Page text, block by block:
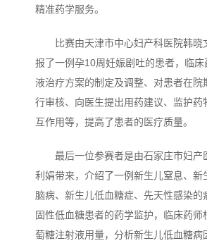
精准药学服务。
比赛由天津市中心妇产科医院韩晓
报了一例孕10周妊娠剧吐的患者，临
液治疗方案的制定及调整、对患者在院
行审核、向医生提出用药建议、监护药
互作用等，提高了患者的医疗质量。
最后一位参赛者是由石家庄市妇产
利娟带来，介绍了一例新生儿窒息、新
脑病、新生儿低血糖症、先天性感染的
固性低血糖患者的药学监护，临床药师
萄糖注射液用量，分析新生儿低血糖病